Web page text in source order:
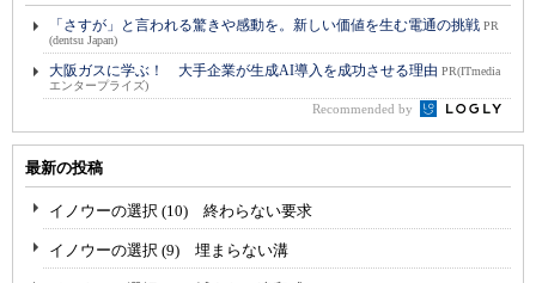
「さすが」と言われる驚きや感動を。新しい価値を生む電通の挑戦 PR
(dentsu Japan)
大阪ガスに学ぶ！ 大手企業が生成AI導入を成功させる理由 PR(ITmedia
エンタープライズ)
Recommended by
最新の投稿
イノウーの選択 (10) 終わらない要求
イノウーの選択 (9) 埋まらない溝